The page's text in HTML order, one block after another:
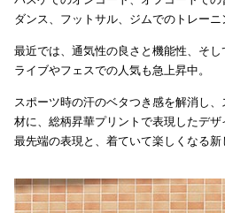
ダンス、フットサル、ジムでのトレーニ
最近では、通気性の良さと機能性、そし
ライブやフェスでの人気も急上昇中。
スポーツ時の汗のベタつき感を解消し
材に、総柄昇華プリントで表現したデ
最先端の表現と、着ていて楽しくなる新